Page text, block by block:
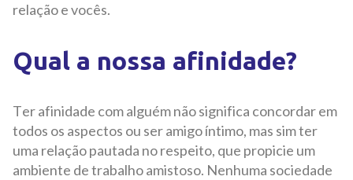
relação e vocês.
Qual a nossa afinidade?
Ter afinidade com alguém não significa concordar em
todos os aspectos ou ser amigo íntimo, mas sim ter
uma relação pautada no respeito, que propicie um
ambiente de trabalho amistoso. Nenhuma sociedade